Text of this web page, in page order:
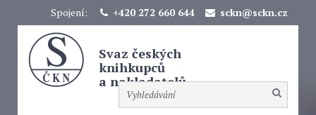
Spojení: +420 272 660 644 sckn@sckn.cz
Svaz českých
knihkupců
a nakladatelů